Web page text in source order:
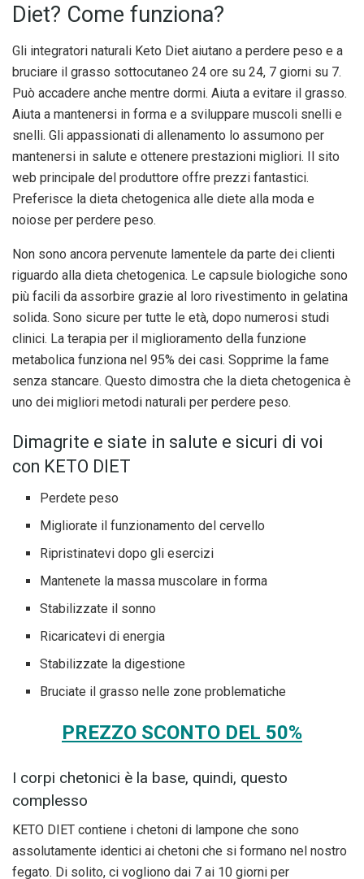
Diet? Come funziona?
Gli integratori naturali Keto Diet aiutano a perdere peso e a
bruciare il grasso sottocutaneo 24 ore su 24, 7 giorni su 7.
Può accadere anche mentre dormi. Aiuta a evitare il grasso.
Aiuta a mantenersi in forma e a sviluppare muscoli snelli e
snelli. Gli appassionati di allenamento lo assumono per
mantenersi in salute e ottenere prestazioni migliori. Il sito
web principale del produttore offre prezzi fantastici.
Preferisce la dieta chetogenica alle diete alla moda e
noiose per perdere peso.
Non sono ancora pervenute lamentele da parte dei clienti
riguardo alla dieta chetogenica. Le capsule biologiche sono
più facili da assorbire grazie al loro rivestimento in gelatina
solida. Sono sicure per tutte le età, dopo numerosi studi
clinici. La terapia per il miglioramento della funzione
metabolica funziona nel 95% dei casi. Sopprime la fame
senza stancare. Questo dimostra che la dieta chetogenica è
uno dei migliori metodi naturali per perdere peso.
Dimagrite e siate in salute e sicuri di voi
con KETO DIET
Perdete peso
Migliorate il funzionamento del cervello
Ripristinatevi dopo gli esercizi
Mantenete la massa muscolare in forma
Stabilizzate il sonno
Ricaricatevi di energia
Stabilizzate la digestione
Bruciate il grasso nelle zone problematiche
PREZZO SCONTO DEL 50%
I corpi chetonici è la base, quindi, questo
complesso
KETO DIET contiene i chetoni di lampone che sono
assolutamente identici ai chetoni che si formano nel nostro
fegato. Di solito, ci vogliono dai 7 ai 10 giorni per